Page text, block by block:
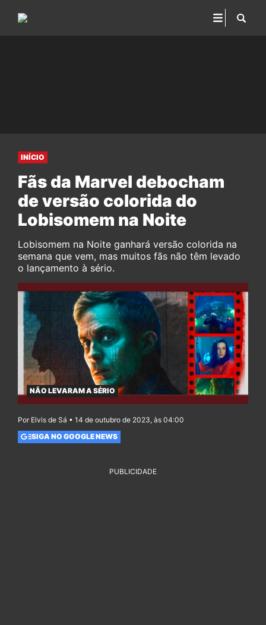
INÍCIO
Fãs da Marvel debocham
de versão colorida do
Lobisomem na Noite
Lobisomem na Noite ganhará versão colorida na
semana que vem, mas muitos fãs não têm levado
o lançamento à sério.
NÃO LEVARAM A SÉRIO
Por Elvis de Sá • 14 de outubro de 2023, às 04:00
SIGA NO GOOGLE NEWS
PUBLICIDADE